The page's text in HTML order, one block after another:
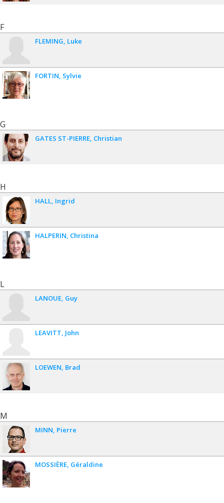
F
FLEMING Luke
FORTIN Sylvie
G
GATES ST-PIERRE Christian
H
HALL Ingrid
HALPERIN Christina
L
LANOUE Guy
LEAVITT John
LOEWEN Brad
M
MINN Pierre
MOSSIÈRE Géraldine